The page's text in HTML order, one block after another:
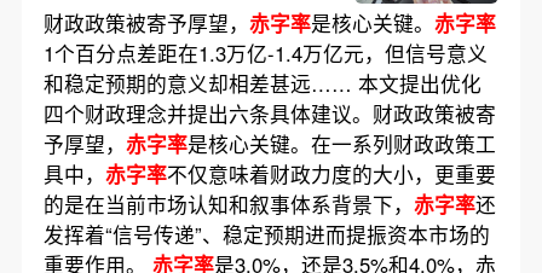
财政政策被寄予厚望， 赤字率是核心关键。 赤字率
1个百分点差距在1.3万亿-1.4万亿元，但信号意义
和稳定预期的意义却相差甚远…… 本文提出优化
四个财政理念并提出六条具体建议。财政政策被寄
予厚望， 赤字率是核心关键。在一系列财政政策工
具中， 赤字率不仅意味着财政力度的大小，更重要
的是在当前市场认知和叙事体系背景下， 赤字率还
发挥着“信号传递”、稳定预期进而提振资本市场的
重要作用。 赤字率是3.0%，还是3.5%和4.0%，赤